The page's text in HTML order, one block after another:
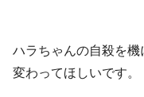
ハラちゃんの自殺を
変わってほしいです。